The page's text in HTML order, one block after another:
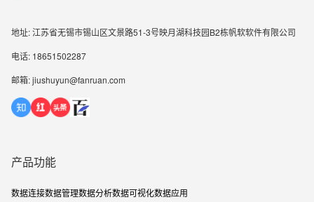
地址: 江苏省无锡市锡山区文景路51-3号映月湖科技园B2栋帆软软件有限公司
电话: 18651502287
邮箱: jiushuyun@fanruan.com
产品功能
数据连接数据管理数据分析数据可视化数据应用